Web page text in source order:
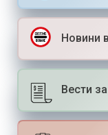
Новини
Вести